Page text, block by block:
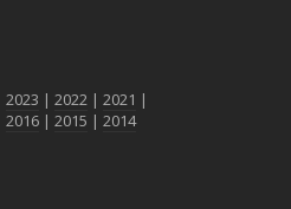
2023 | 2022| 2021 |
2016| 2015 | 2014